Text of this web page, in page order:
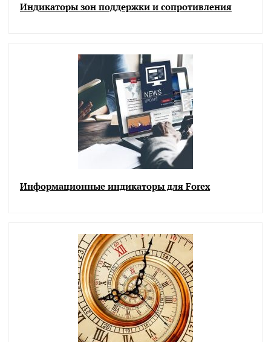
Индикаторы зон поддержки и сопротивления
Информационные индикаторы для Forex